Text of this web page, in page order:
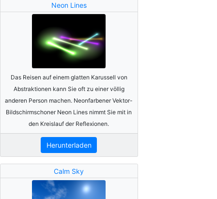
Neon Lines
Das Reisen auf einem glatten Karussell von
Abstraktionen kann Sie oft zu einer völlig
anderen Person machen. Neonfarbener Vektor-
Bildschirmschoner Neon Lines nimmt Sie mit in
den Kreislauf der Reflexionen.
Herunterladen
Calm Sky